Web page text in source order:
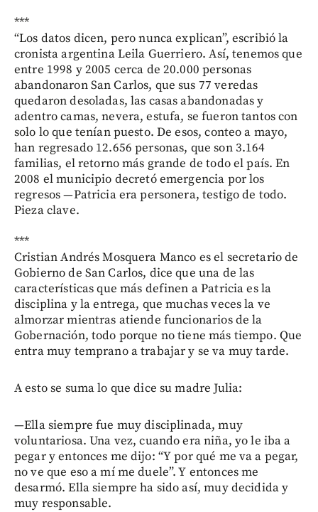
***
“Los datos dicen, pero nunca explican”, escribió la
cronista argentina Leila Guerriero. Así, tenemos que
entre 1998 y 2005 cerca de 20.000 personas
abandonaron San Carlos, que sus 77 veredas
quedaron desoladas, las casas abandonadas y
adentro camas, nevera, estufa, se fueron tantos con
solo lo que tenían puesto. De esos, conteo a mayo,
han regresado 12.656 personas, que son 3.164
familias, el retorno más grande de todo el país. En
2008 el municipio decretó emergencia por los
regresos —Patricia era personera, testigo de todo.
Pieza clave.
***
Cristian Andrés Mosquera Manco es el secretario de
Gobierno de San Carlos, dice que una de las
características que más definen a Patricia es la
disciplina y la entrega, que muchas veces la ve
almorzar mientras atiende funcionarios de la
Gobernación, todo porque no tiene más tiempo. Que
entra muy temprano a trabajar y se va muy tarde.
A esto se suma lo que dice su madre Julia:
—Ella siempre fue muy disciplinada, muy
voluntariosa. Una vez, cuando era niña, yo le iba a
pegar y entonces me dijo: “Y por qué me va a pegar,
no ve que eso a mí me duele”. Y entonces me
desarmó. Ella siempre ha sido así, muy decidida y
muy responsable.